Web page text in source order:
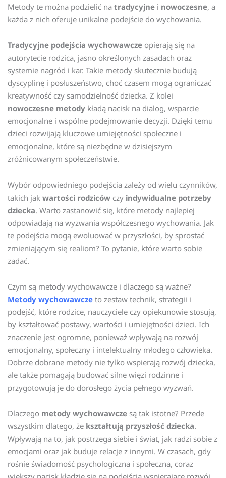
Metody te można podzielić na tradycyjne i nowoczesne, a
każda z nich oferuje unikalne podejście do wychowania.
Tradycyjne podejścia wychowawcze opierają się na
autorytecie rodzica, jasno określonych zasadach oraz
systemie nagród i kar. Takie metody skutecznie budują
dyscyplinę i posłuszeństwo, choć czasem mogą ograniczać
kreatywność czy samodzielność dziecka. Z kolei
nowoczesne metody kładą nacisk na dialog, wsparcie
emocjonalne i wspólne podejmowanie decyzji. Dzięki temu
dzieci rozwijają kluczowe umiejętności społeczne i
emocjonalne, które są niezbędne w dzisiejszym
zróżnicowanym społeczeństwie.
Wybór odpowiedniego podejścia zależy od wielu czynników,
takich jak wartości rodziców czy indywidualne potrzeby
dziecka. Warto zastanowić się, które metody najlepiej
odpowiadają na wyzwania współczesnego wychowania. Jak
te podejścia mogą ewoluować w przyszłości, by sprostać
zmieniającym się realiom? To pytanie, które warto sobie
zadać.
Czym są metody wychowawcze i dlaczego są ważne?
Metody wychowawcze to zestaw technik, strategii i
podejść, które rodzice, nauczyciele czy opiekunowie stosują,
by kształtować postawy, wartości i umiejętności dzieci. Ich
znaczenie jest ogromne, ponieważ wpływają na rozwój
emocjonalny, społeczny i intelektualny młodego człowieka.
Dobrze dobrane metody nie tylko wspierają rozwój dziecka,
ale także pomagają budować silne więzi rodzinne i
przygotowują je do dorosłego życia pełnego wyzwań.
Dlaczego metody wychowawcze są tak istotne? Przede
wszystkim dlatego, że kształtują przyszłość dziecka.
Wpływają na to, jak postrzega siebie i świat, jak radzi sobie z
emocjami oraz jak buduje relacje z innymi. W czasach, gdy
rośnie świadomość psychologiczna i społeczna, coraz